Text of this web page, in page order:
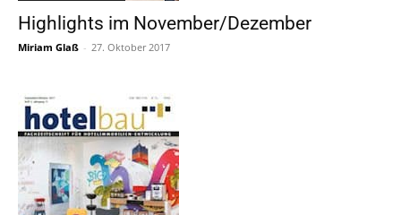
Highlights im November/Dezember
Miriam Glaß - 27. Oktober 2017